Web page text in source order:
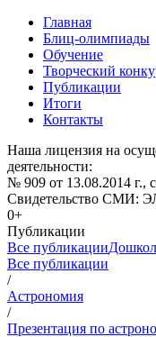
Главная
Блиц-олимпиады
Обучение
Творческий
Публикации
Итоги
Контакты
Наша лицензия на
деятельности:
№ 909 от 13.08.2014 г.,
Свидетельство СМИ:
0+
Публикации
Все публикации
Все публикации
/
Астрономия
/
Презентация по